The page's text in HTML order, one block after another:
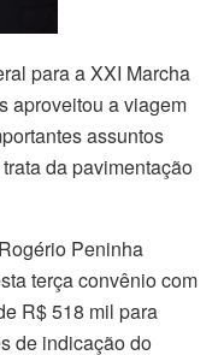
para a XXI Marcha
aproveitou a viagem
assuntos
da pavimentação
Peninha
terça convênio com
R$ 518 mil para
de indicação do